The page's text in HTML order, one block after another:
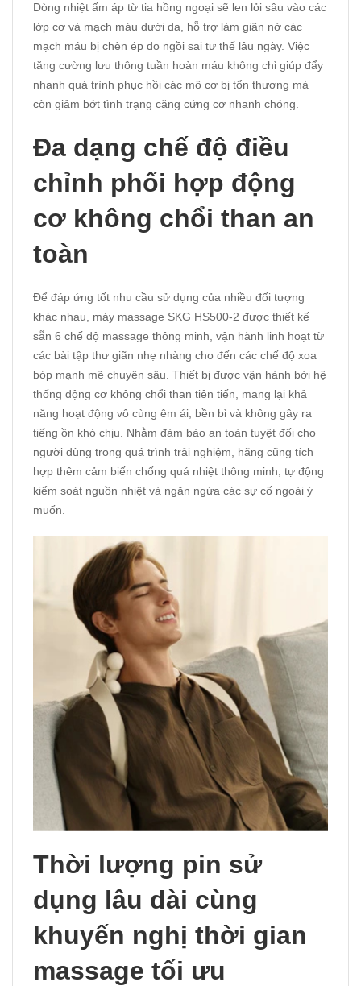
Dòng nhiệt ấm áp từ tia hồng ngoại sẽ len lỏi sâu vào các
lớp cơ và mạch máu dưới da, hỗ trợ làm giãn nở các
mạch máu bị chèn ép do ngồi sai tư thế lâu ngày. Việc
tăng cường lưu thông tuần hoàn máu không chỉ giúp đẩy
nhanh quá trình phục hồi các mô cơ bị tổn thương mà
còn giảm bớt tình trạng căng cứng cơ nhanh chóng.
Đa dạng chế độ điều
chỉnh phối hợp động
cơ không chổi than an
toàn
Để đáp ứng tốt nhu cầu sử dụng của nhiều đối tượng
khác nhau, máy massage SKG HS500-2 được thiết kế
sẵn 6 chế độ massage thông minh, vận hành linh hoạt từ
các bài tập thư giãn nhẹ nhàng cho đến các chế độ xoa
bóp mạnh mẽ chuyên sâu. Thiết bị được vận hành bởi hệ
thống động cơ không chổi than tiên tiến, mang lại khả
năng hoạt động vô cùng êm ái, bền bỉ và không gây ra
tiếng ồn khó chịu. Nhằm đảm bảo an toàn tuyệt đối cho
người dùng trong quá trình trải nghiệm, hãng cũng tích
hợp thêm cảm biến chống quá nhiệt thông minh, tự động
kiểm soát nguồn nhiệt và ngăn ngừa các sự cố ngoài ý
muốn.
Thời lượng pin sử
dụng lâu dài cùng
khuyến nghị thời gian
massage tối ưu